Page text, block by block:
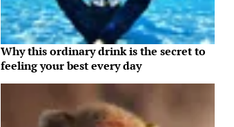
Why this ordinary drink is the secret to
feeling your best every day